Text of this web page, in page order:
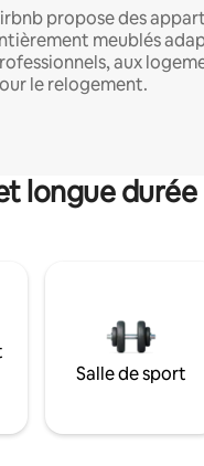
propose des
meublés
aux
le relogement.
longue durée
Salle de sport